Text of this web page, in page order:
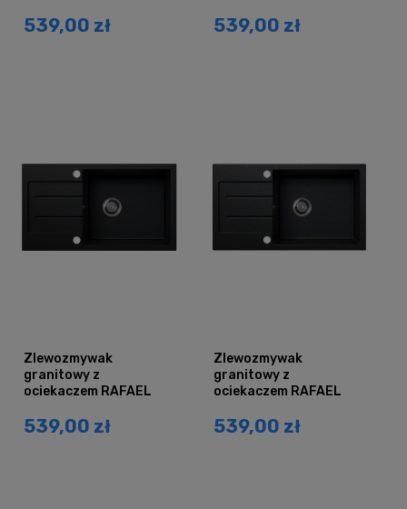
539,00 zł 539,00 zł
Zlewozmywak
granitowy z
ociekaczem RAFAEL
539,00 zł
Zlewozmywak
granitowy z
ociekaczem RAFAEL
539,00 zł